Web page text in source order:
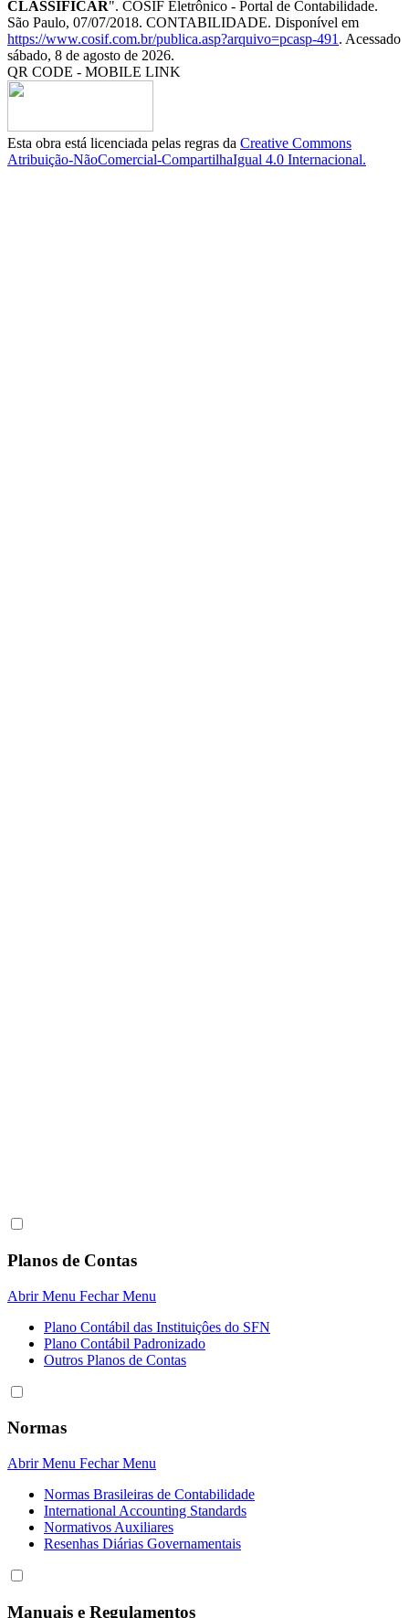
CLASSIFICAR". COSIF Eletrônico - Portal de Contabilidade.
São Paulo, 07/07/2018. CONTABILIDADE. Disponível em
https://www.cosif.com.br/publica.asp?arquivo=pcasp-491 . Acessado
sábado, 8 de agosto de 2026.
QR CODE - MOBILE LINK
Esta obra está licenciada pelas regras da Creative Commons
Atribuição-NãoComercial-CompartilhaIgual 4.0 Internacional.
Planos de Contas
Abrir Menu Fechar Menu
Plano Contábil das Instituiçôes do SFN
Plano Contábil Padronizado
Outros Planos de Contas
Normas
Abrir Menu Fechar Menu
Normas Brasileiras de Contabilidade
International Accounting Standards
Normativos Auxiliares
Resenhas Diárias Governamentais
Manuais e Regulamentos